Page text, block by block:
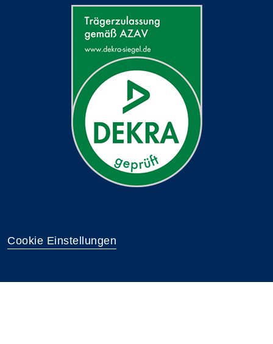
Cookie Einstellungen